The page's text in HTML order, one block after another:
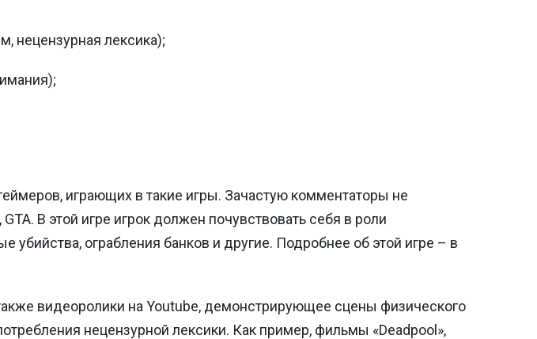
нецензурная лексика);
играющих в такие игры. Зачастую комментаторы не
В этой игре игрок должен почувствовать себя в роли
убийства, ограбления банков и другие. Подробнее об этой игре – в
видеоролики на Youtube, демонстрирующее сцены физического
нецензурной лексики. Как пример, фильмы «Deadpool»,